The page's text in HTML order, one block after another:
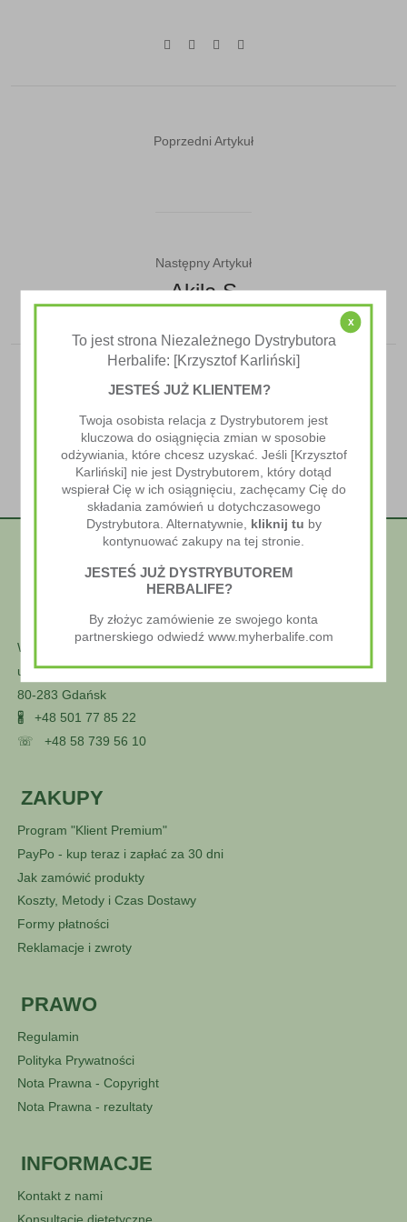
Poprzedni Artykuł
Następny Artykuł
Akila S
Wellness Styl
ul. Głuszca 25
80-283 Gdańsk
🖁 +48 501 77 85 22
☏ +48 58 739 56 10
ZAKUPY
Program "Klient Premium"
PayPo - kup teraz i zapłać za 30 dni
Jak zamówić produkty
Koszty, Metody i Czas Dostawy
Formy płatności
Reklamacje i zwroty
PRAWO
Regulamin
Polityka Prywatności
Nota Prawna - Copyright
Nota Prawna - rezultaty
INFORMACJE
Kontakt z nami
x
To jest strona Niezależnego Dystrybutora
Herbalife: [Krzysztof Karliński]
JESTEŚ JUŻ KLIENTEM?
Twoja osobista relacja z Dystrybutorem jest
kluczowa do osiągnięcia zmian w sposobie
odżywiania, które chcesz uzyskać. Jeśli [Krzysztof
Karliński] nie jest Dystrybutorem, który dotąd
wspierał Cię w ich osiągnięciu, zachęcamy Cię do
składania zamówień u dotychczasowego
Dystrybutora. Alternatywnie, kliknij tu by
kontynuować zakupy na tej stronie.
JESTEŚ JUŻ DYSTRYBUTOREM
HERBALIFE?
By złożyc zamówienie ze swojego konta
partnerskiego odwiedź www.myherbalife.com